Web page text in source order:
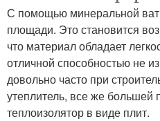
С помощью минеральной
площади. Это становится
что материал обладает
отличной способностью не
довольно часто при
утеплитель, все же большей
теплоизолятор в виде плит.